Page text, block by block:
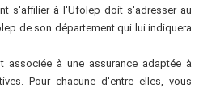
s'affilier à l'Ufolep doit s'adresser au
de son département qui lui indiquera
associée à une assurance adaptée à
Pour chacune d'entre elles, vous